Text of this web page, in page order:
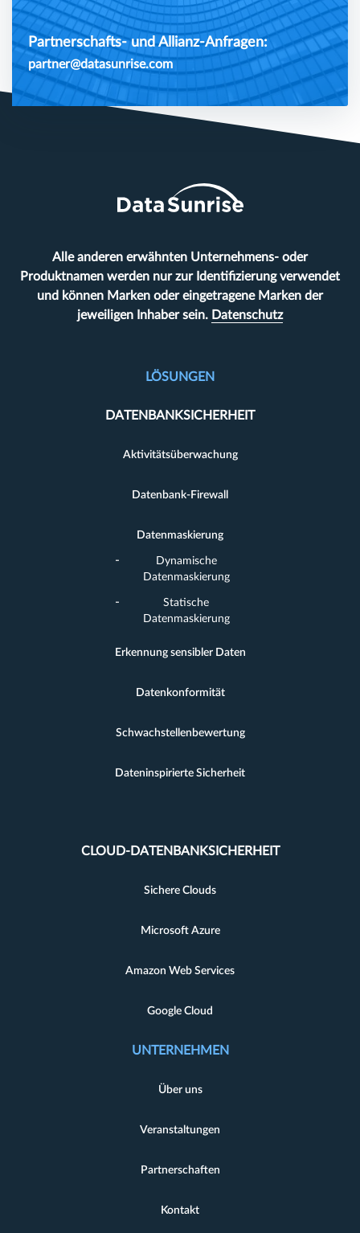
Partnerschafts- und Allianz-Anfragen:
partner@datasunrise.com
Alle anderen erwähnten Unternehmens- oder
Produktnamen werden nur zur Identifizierung verwendet
und können Marken oder eingetragene Marken der
jeweiligen Inhaber sein. Datenschutz
LÖSUNGEN
DATENBANKSICHERHEIT
Aktivitätsüberwachung
Datenbank-Firewall
Datenmaskierung
Dynamische
Datenmaskierung
Statische
Datenmaskierung
Erkennung sensibler Daten
Datenkonformität
Schwachstellenbewertung
Dateninspirierte Sicherheit
CLOUD-DATENBANKSICHERHEIT
Sichere Clouds
Microsoft Azure
Amazon Web Services
Google Cloud
UNTERNEHMEN
Über uns
Veranstaltungen
Partnerschaften
Kontakt